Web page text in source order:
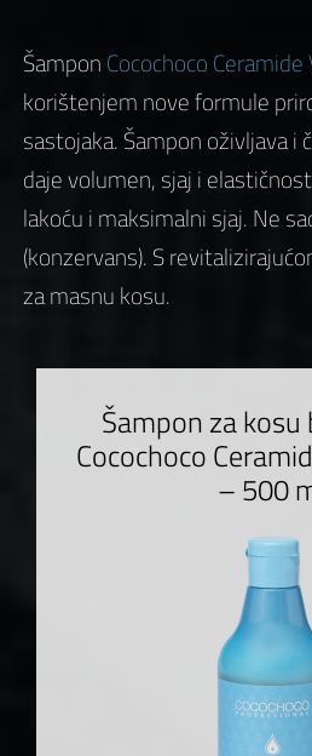
Šampon Cocochoco
korištenjem nove formule
sastojaka. Šampon oživljava i
daje volumen, sjaj i
lakoću i maksimalni sjaj. Ne
(konzervans). S
za masnu kosu.
Šampon za
Cocochoco
– 500